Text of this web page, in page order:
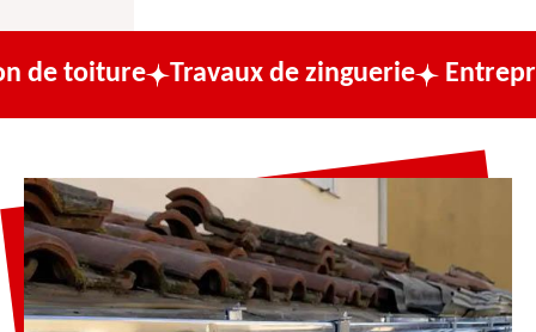
Travaux de zinguerie Entreprise de